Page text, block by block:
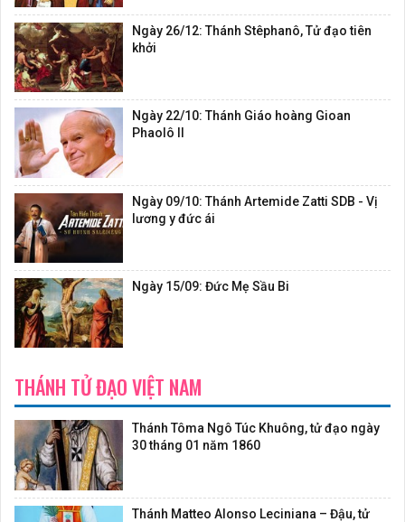
Ngày 26/12: Thánh Stêphanô, Tử đạo tiên
khởi
Ngày 22/10: Thánh Giáo hoàng Gioan
Phaolô II
Ngày 09/10: Thánh Artemide Zatti SDB - Vị
lương y đức ái
Ngày 15/09: Đức Mẹ Sầu Bi
THÁNH TỬ ĐẠO VIỆT NAM
Thánh Tôma Ngô Túc Khuông, tử đạo ngày
30 tháng 01 năm 1860
Thánh Matteo Alonso Leciniana – Đậu, tử